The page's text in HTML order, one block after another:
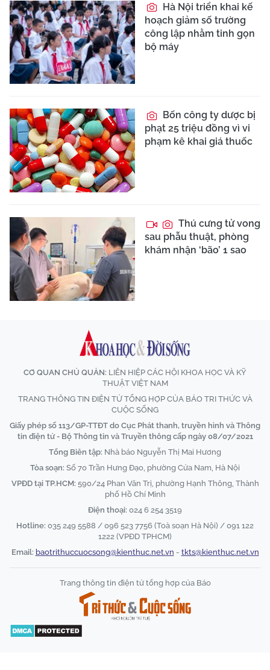
Hà Nội triển khai kế
hoạch giảm số trường
công lập nhằm tinh gọn
bộ máy
Bốn công ty dược bị
phạt 25 triệu đồng vì vi
phạm kê khai giá thuốc
Thú cưng tử vong
sau phẫu thuật, phòng
khám nhận ‘bão’ 1 sao
CƠ QUAN CHỦ QUẢN: LIÊN HIỆP CÁC HỘI KHOA HỌC VÀ KỸ
THUẬT VIỆT NAM
TRANG THÔNG TIN ĐIỆN TỬ TỔNG HỢP CỦA BÁO TRI THỨC VÀ
CUỘC SỐNG
Giấy phép số 113/GP-TTĐT do Cục Phát thanh, truyền hình và Thông
tin điện tử - Bộ Thông tin và Truyền thông cấp ngày 08/07/2021
Tổng Biên tập: Nhà báo Nguyễn Thị Mai Hương
Tòa soạn: Số 70 Trần Hưng Đạo, phường Cửa Nam, Hà Nội
VPĐD tại TP.HCM: 590/24 Phan Văn Trị, phường Hạnh Thông, Thành
phố Hồ Chí Minh
Điện thoại: 024 6 254 3519
Hotline: 035 249 5588 / 096 523 7756 (Toà soạn Hà Nội) / 091 122
1222 (VPĐD TPHCM)
Email: baotrithuccuocsong@kienthuc.net.vn - tkts@kienthuc.net.vn
Trang thông tin điện tử tổng hợp của Báo